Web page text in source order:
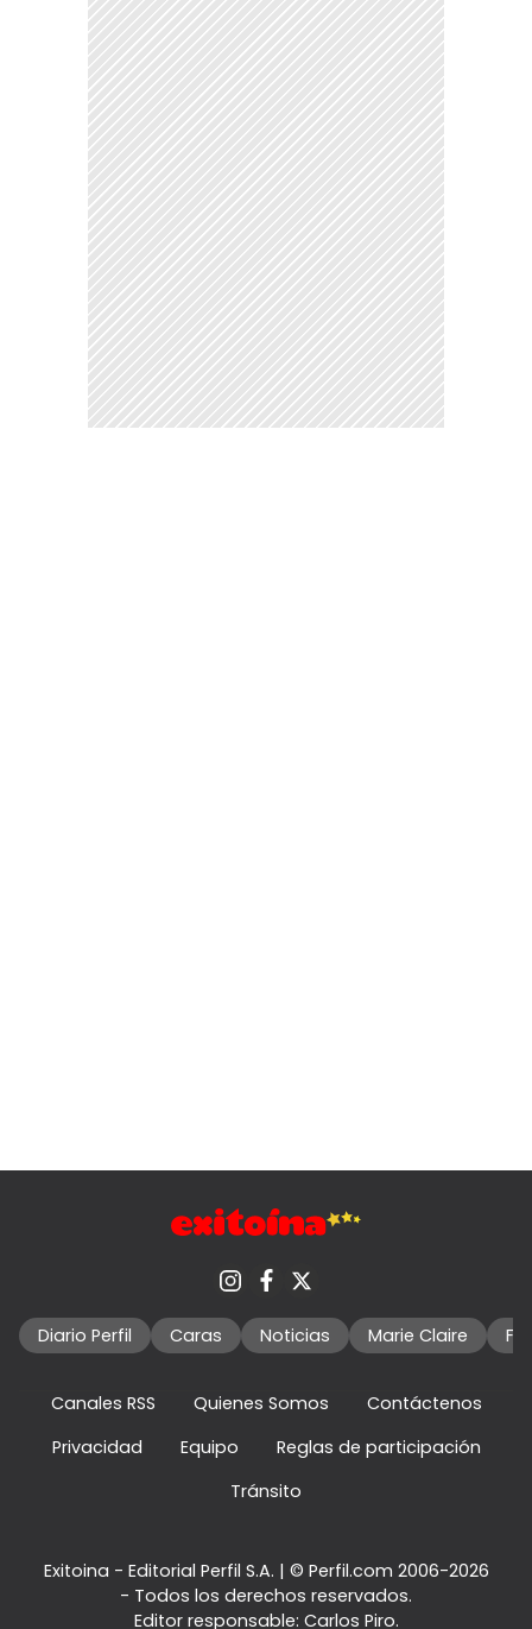
Diario Perfil Caras Noticias Marie Claire
Canales RSS Quienes Somos
Contáctenos
Privacidad
Equipo
Reglas de participación
Tránsito
Exitoina - Editorial Perfil S.A. | © Perfil.com 2006-2026
- Todos los derechos reservados.
Editor responsable: Carlos Piro.